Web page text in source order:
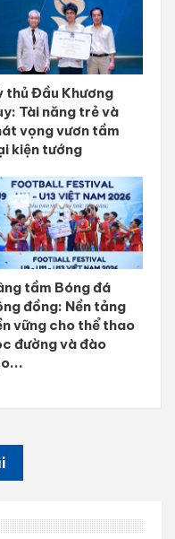
thủ Đầu Khương
Tài năng trẻ và
vọng vươn tầm
kiện tướng
tầm Bóng đá
đồng: Nền tảng
vững cho thể thao
đường và đào